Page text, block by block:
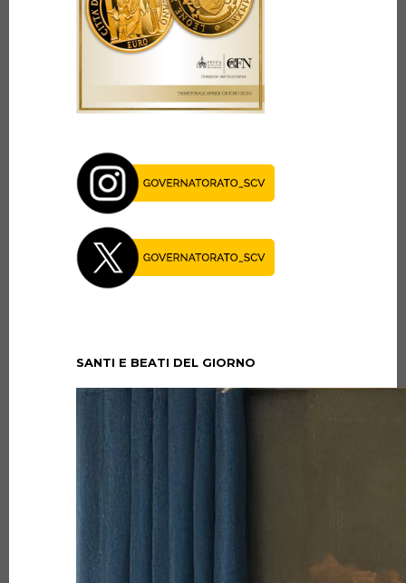
SANTI E BEATI DEL GIORNO